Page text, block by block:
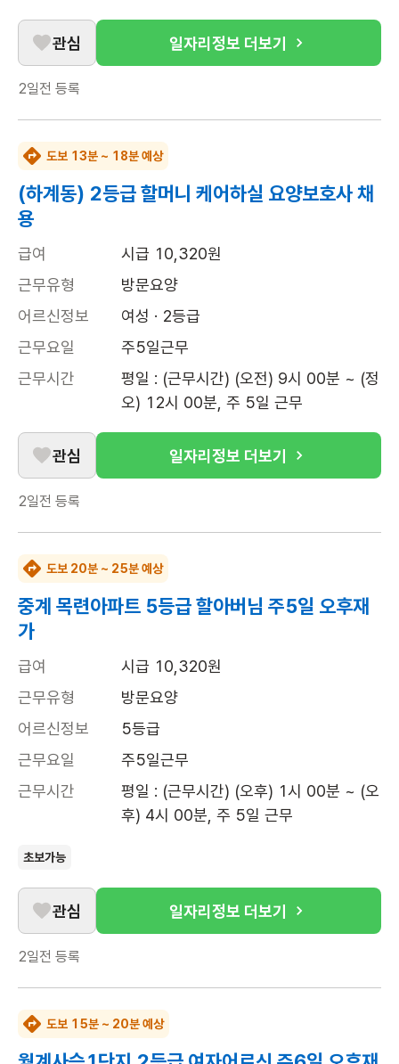
관심 일자리정보 더보기
2일전 등록
도보 13분 ~ 18분 예상
(하계동) 2등급 할머니 케어하실 요양보호사 채
용
급여
시급 10,320원
근무유형
방문요양
어르신정보
여성 · 2등급
근무요일
주5일근무
근무시간
평일 : (근무시간) (오전) 9시 00분 ~ (정
오) 12시 00분, 주 5일 근무
관심 일자리정보 더보기
2일전 등록
도보 20분 ~ 25분 예상
중계 목련아파트 5등급 할아버님 주5일 오후재
가
급여
시급 10,320원
근무유형
방문요양
어르신정보
5등급
근무요일
주5일근무
근무시간
평일 : (근무시간) (오후) 1시 00분 ~ (오
후) 4시 00분, 주 5일 근무
초보가능
관심 일자리정보 더보기
2일전 등록
도보 15분 ~ 20분 예상